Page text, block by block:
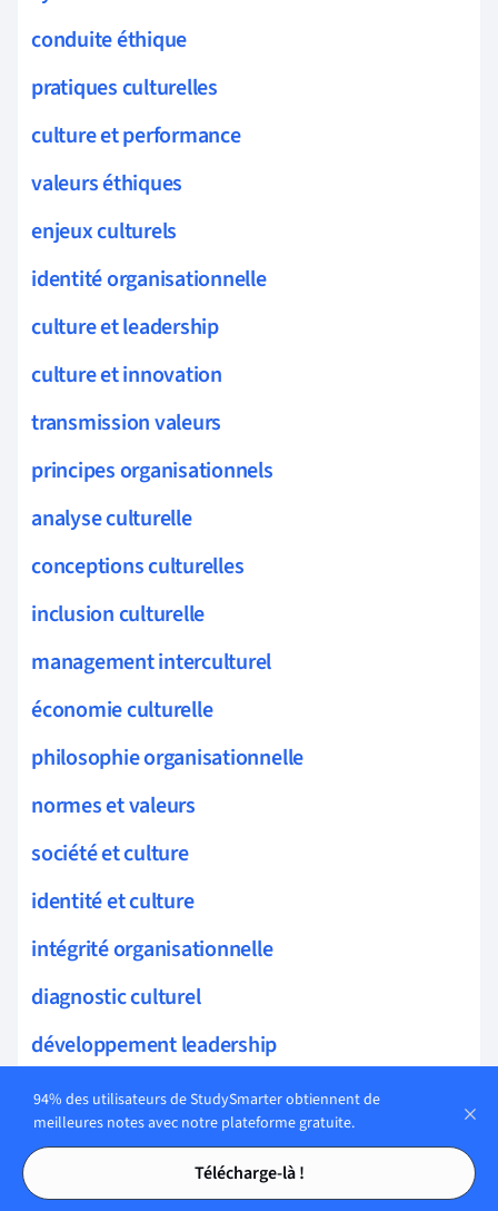
Tables des matières
Tables des matières
conduite éthique
pratiques culturelles
culture et performance
valeurs éthiques
enjeux culturels
identité organisationnelle
culture et leadership
culture et innovation
transmission valeurs
principes organisationnels
analyse culturelle
conceptions culturelles
inclusion culturelle
management interculturel
économie culturelle
philosophie organisationnelle
normes et valeurs
société et culture
identité et culture
intégrité organisationnelle
diagnostic culturel
développement leadership
compétences leadership
motivation équipe
autonomisation employés
94% des utilisateurs de StudySmarter obtiennent de
meilleures notes avec notre plateforme gratuite.
Télécharge-là !